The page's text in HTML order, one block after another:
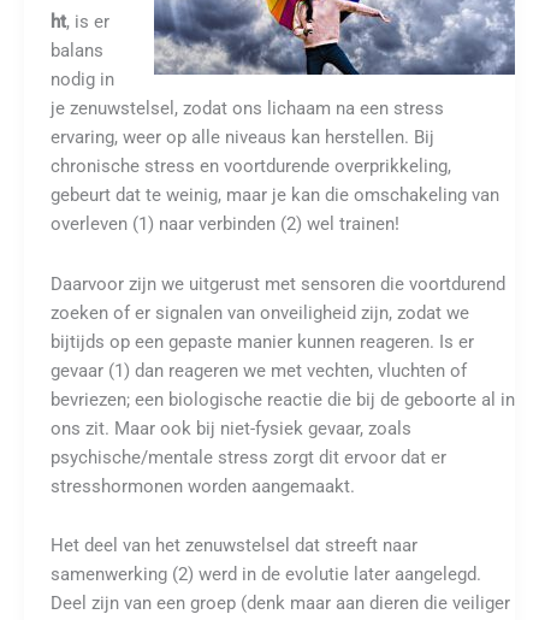
ht, is er
balans
nodig in
je zenuwstelsel, zodat ons lichaam na een stress
ervaring, weer op alle niveaus kan herstellen. Bij
chronische stress en voortdurende overprikkeling,
gebeurt dat te weinig, maar je kan die omschakeling van
overleven (1) naar verbinden (2) wel trainen!
Daarvoor zijn we uitgerust met sensoren die voortdurend
zoeken of er signalen van onveiligheid zijn, zodat we
bijtijds op een gepaste manier kunnen reageren. Is er
gevaar (1) dan reageren we met vechten, vluchten of
bevriezen; een biologische reactie die bij de geboorte al in
ons zit. Maar ook bij niet-fysiek gevaar, zoals
psychische/mentale stress zorgt dit ervoor dat er
stresshormonen worden aangemaakt.
Het deel van het zenuwstelsel dat streeft naar
samenwerking (2) werd in de evolutie later aangelegd.
Deel zijn van een groep (denk maar aan dieren die veiliger